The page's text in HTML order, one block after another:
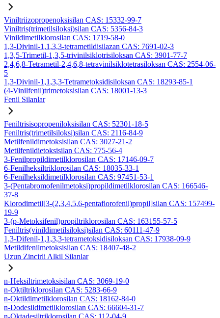
Viniltriizopropenoksisilan CAS: 15332-99-7
Viniltris(trimetilsiloksi)silan CAS: 5356-84-3
Vinildimetilklorosilan CAS: 1719-58-0
1,3-Divinil-1,1,3,3-tetrametildisilazan CAS: 7691-02-3
1,3,5-Trimetil-1,3,5-trivinilsiklotrisiloksan CAS: 3901-77-7
2,4,6,8-Tetrametil-2,4,6,8-tetravinilsiklotetrasiloksan CAS: 2554-06-
5
1,3-Divinil-1,1,3,3-Tetrametoksidisiloksan CAS: 18293-85-1
(4-Vinilfenil)trimetoksisilan CAS: 18001-13-3
Fenil Silanlar
Feniltrisisopropeniloksisilan CAS: 52301-18-5
Feniltris(trimetilsiloksi)silan CAS: 2116-84-9
Metilfenildimetoksisilan CAS: 3027-21-2
Metilfenildietoksisilan CAS: 775-56-4
3-Fenilpropildimetilklorosilan CAS: 17146-09-7
6-Fenilheksiltriklorosilan CAS: 18035-33-1
6-Fenilheksildimetilklorosilan CAS: 97451-53-1
3-(Pentabromofenilmetoksi)propildimetilklorosilan CAS: 166546-
37-8
Klorodimetil[3-(2,3,4,5,6-pentaflorofenil)propil]silan CAS: 157499-
19-9
3-(p-Metoksifenil)propiltriklorosilan CAS: 163155-57-5
Feniltris(vinildimetilsiloksi)silan CAS: 60111-47-9
1,3-Difenil-1,1,3,3-tetrametoksidisiloksan CAS: 17938-09-9
Metildifenilmetoksisilan CAS: 18407-48-2
Uzun Zincirli Alkil Silanlar
n-Heksiltrimetoksisilan CAS: 3069-19-0
n-Oktiltriklorosilan CAS: 5283-66-9
n-Oktildimetilklorosilan CAS: 18162-84-0
n-Dodesildimetilklorosilan CAS: 66604-31-7
n-Oktadesiltriklorosilan CAS: 112-04-9